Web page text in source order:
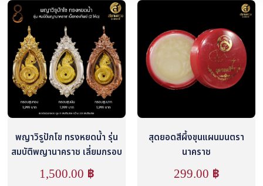
พญาวิรูปักโข ทรงหยดน้ำ รุ่น
สมบัติพญานาคราช เลี่ยมกรอบ
1,500.00 ฿
สุดยอดสีผึ้งขุนแผนมนตรา
นาคราช
299.00 ฿